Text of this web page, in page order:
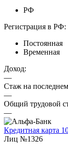
РФ
Регистрация в РФ:
Постоянная
Временная
Доход:
—
Стаж на
—
Общий трудовой
—
Кредитная карта
Лиц №1326